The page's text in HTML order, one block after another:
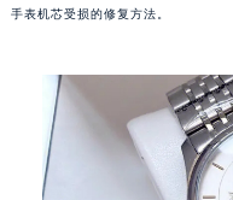
手表机芯受损的修复方法。